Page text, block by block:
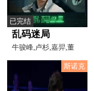
已完结
乱码迷局
牛骏峰,卢杉,嘉羿,董
勇,苏倩薇,吕一丁,宿宇
斯诺克